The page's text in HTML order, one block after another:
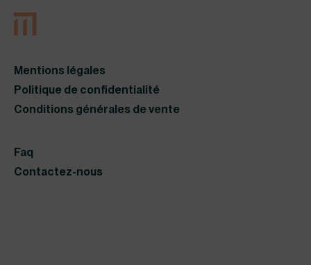
Mentions légales
Politique de confidentialité
Conditions générales de vente
Faq
Contactez-nous